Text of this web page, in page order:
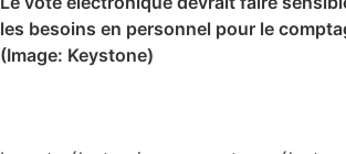
les besoins en personnel pour le
(Image: Keystone)